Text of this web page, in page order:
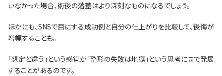
いなかった場合、術後の落差はより深刻なものになるでしょう。
ほかにも、SNSで目にする成功例と自分の仕上がりを比較して、後悔が
増幅することも。
「想定と違う」という感覚が「整形の失敗は地獄」という思考にまで発展
することがあるのです。